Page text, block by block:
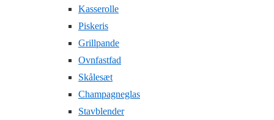
Kasserolle
Piskeris
Grillpande
Ovnfastfad
Skålesæt
Champagneglas
Stavblender